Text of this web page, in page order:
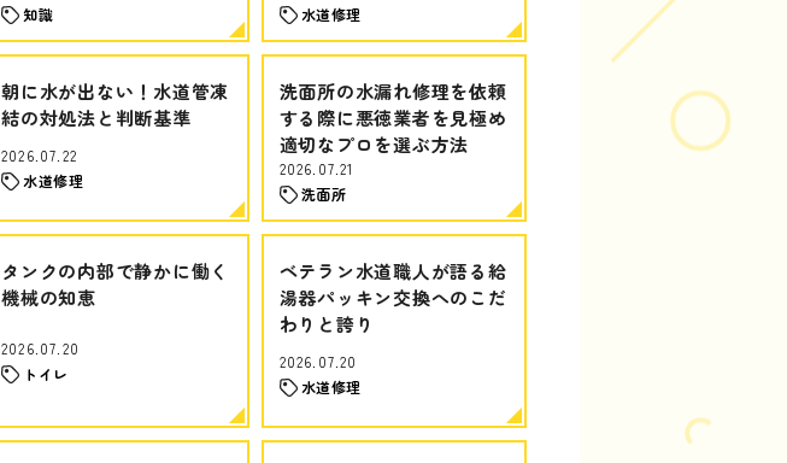
知識
水道修理
朝に水が出ない！水道管凍
結の対処法と判断基準
2026.07.22
水道修理
洗面所の水漏れ修理を依頼
する際に悪徳業者を見極め
適切なプロを選ぶ方法
2026.07.21
洗面所
タンクの内部で静かに働く
機械の知恵
2026.07.20
トイレ
ベテラン水道職人が語る給
湯器パッキン交換へのこだ
わりと誇り
2026.07.20
水道修理